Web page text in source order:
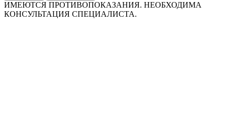
ИМЕЮТСЯ ПРОТИВОПОКАЗАНИЯ. НЕОБХОДИМА
КОНСУЛЬТАЦИЯ СПЕЦИАЛИСТА.